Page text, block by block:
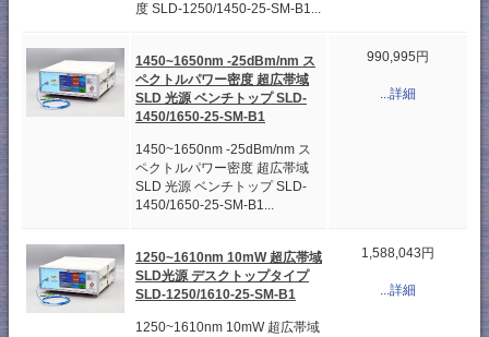
度 SLD-1250/1450-25-SM-B1...
1450~1650nm -25dBm/nm ス
ペクトルパワー密度 超広帯域
SLD 光源 ベンチトップ SLD-
1450/1650-25-SM-B1
1450~1650nm -25dBm/nm ス
ペクトルパワー密度 超広帯域
SLD 光源 ベンチトップ SLD-
1450/1650-25-SM-B1...
990,995円
...詳細
1250~1610nm 10mW 超広帯域
SLD光源 デスクトップタイプ
SLD-1250/1610-25-SM-B1
1250~1610nm 10mW 超広帯域
1,588,043円
...詳細